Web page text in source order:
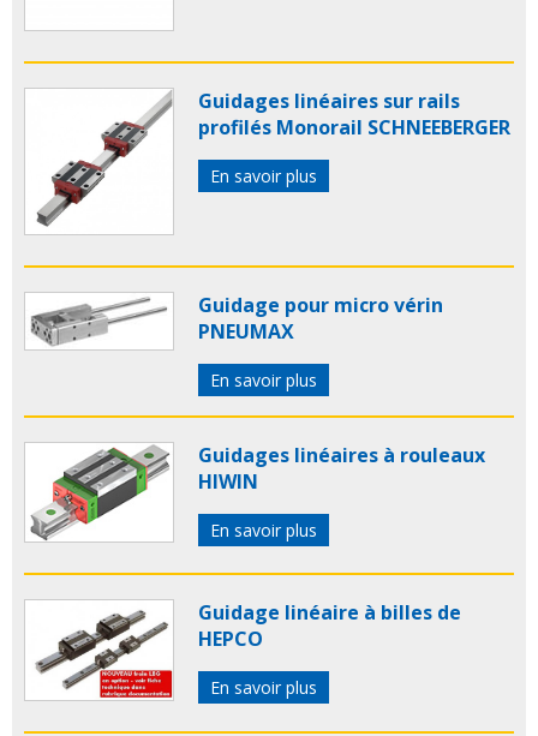
Guidages linéaires sur rails
profilés Monorail SCHNEEBERGER
En savoir plus
Guidage pour micro vérin
PNEUMAX
En savoir plus
Guidages linéaires à rouleaux
HIWIN
En savoir plus
Guidage linéaire à billes de
HEPCO
En savoir plus